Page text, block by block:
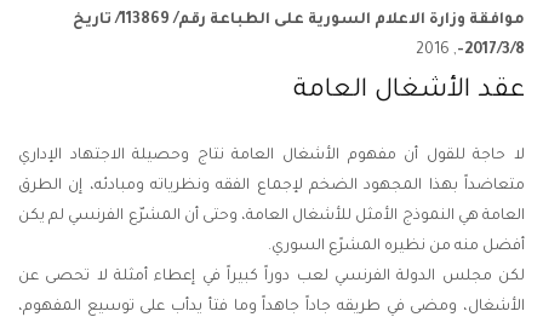
موافقة وزارة الاعلام السورية على الطباعة رقم/ 113869/ تاريخ
2017/3/8-
, 2016
عقد الأشغال العامة
لا حاجة للقول أن مفهوم الأشغال العامة نتاج وحصيلة الاجتهاد الإداري
متعاضداً بهذا المجهود الضخم لإجماع الفقه ونظرياته ومبادئه، إن الطرق
العامة هي النموذج الأمثل للأشغال العامة، وحتى أن المشرّع الفرنسي لم يكن
أفضل منه من نظيره المشرًع السوري.
لكن مجلس الدولة الفرنسي لعب دوراً كبيراً في إعطاء أمثلة لا تحصى عن
الأشغال، ومضى في طريقه جاداً جاهداً وما فتأ يدأب على توسيع المفهوم،